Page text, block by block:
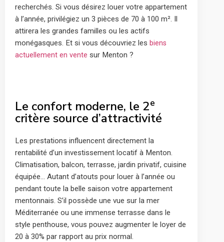
recherchés. Si vous désirez louer votre appartement
à l’année, privilégiez un 3 pièces de 70 à 100 m². Il
attirera les grandes familles ou les actifs
monégasques. Et si vous découvriez les biens
actuellement en vente sur Menton ?
Le confort moderne, le 2e
critère source d’attractivité
Les prestations influencent directement la
rentabilité d’un investissement locatif à Menton.
Climatisation, balcon, terrasse, jardin privatif, cuisine
équipée… Autant d’atouts pour louer à l’année ou
pendant toute la belle saison votre appartement
mentonnais. S’il possède une vue sur la mer
Méditerranée ou une immense terrasse dans le
style penthouse, vous pouvez augmenter le loyer de
20 à 30% par rapport au prix normal.